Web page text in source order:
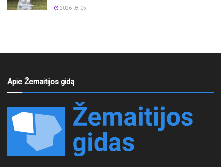
2026-08-05
Apie Žemaitijos gidą